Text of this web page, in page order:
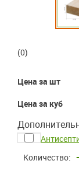
(0)
Цена за шт
Цена за куб